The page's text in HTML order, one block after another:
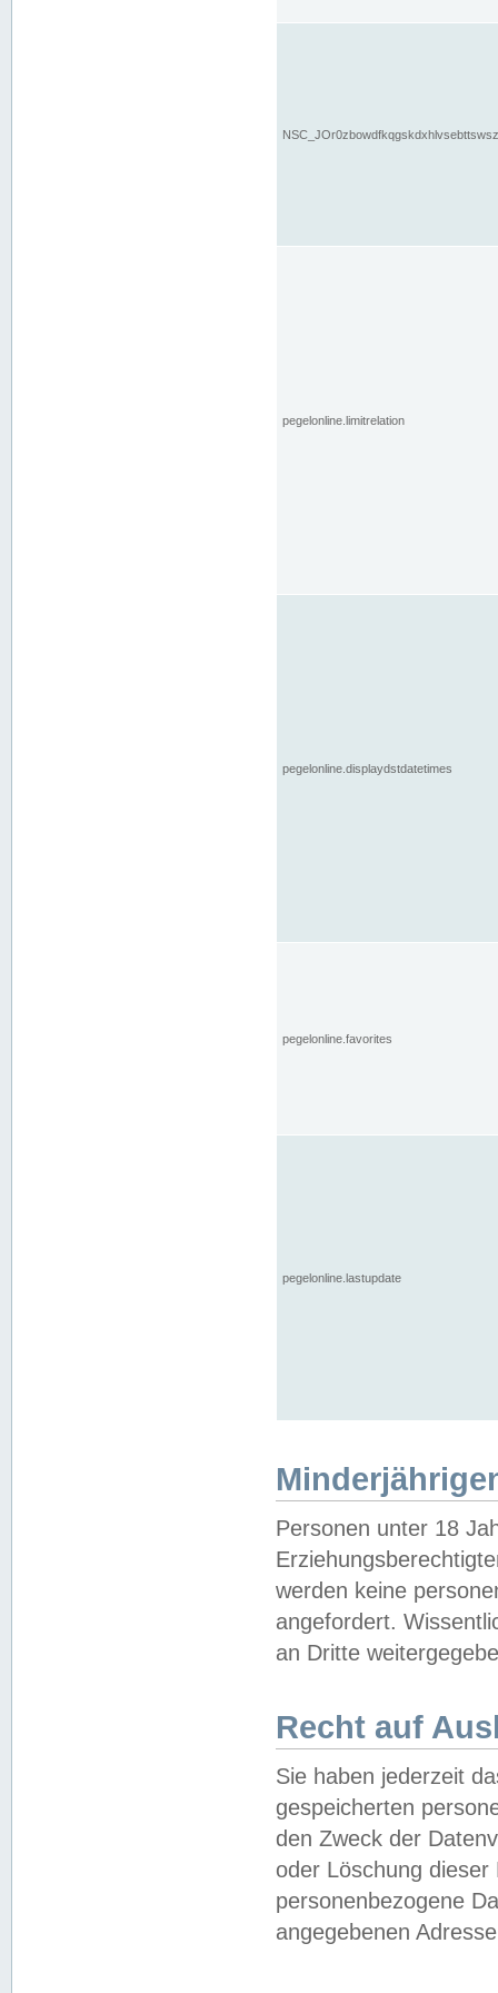
pegelonline.limitrelation
pegelonline.displaydstdatetimes
pegelonline.favorites
pegelonline.lastupdate
Personen unter 18
werden keine
angefordert.
an Dritte
Recht auf
Sie haben jederzeit
gespeicherten
den Zweck der
oder Löschung
personenbezogene
angegebenen